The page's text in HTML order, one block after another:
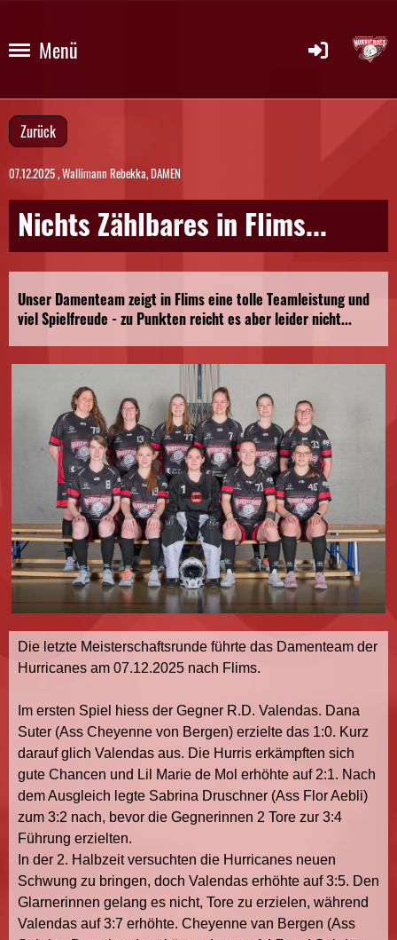
Menü
Zurück
07.12.2025, Wallimann Rebekka, DAMEN
Nichts Zählbares in Flims...
Unser Damenteam zeigt in Flims eine tolle Teamleistung und
viel Spielfreude - zu Punkten reicht es aber leider nicht...
Die letzte Meisterschaftsrunde führte das Damenteam der
Hurricanes am 07.12.2025 nach Flims.
Im ersten Spiel hiess der Gegner R.D. Valendas. Dana
Suter (Ass Cheyenne von Bergen) erzielte das 1:0. Kurz
darauf glich Valendas aus. Die Hurris erkämpften sich
gute Chancen und Lil Marie de Mol erhöhte auf 2:1. Nach
dem Ausgleich legte Sabrina Druschner (Ass Flor Aebli)
zum 3:2 nach, bevor die Gegnerinnen 2 Tore zur 3:4
Führung erzielten.
In der 2. Halbzeit versuchten die Hurricanes neuen
Schwung zu bringen, doch Valendas erhöhte auf 3:5. Den
Glarnerinnen gelang es nicht, Tore zu erzielen, während
Valendas auf 3:7 erhöhte. Cheyenne van Bergen (Ass